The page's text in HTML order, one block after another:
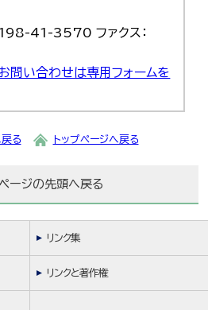
41-3570 ファクス：
問い合わせは専用フォームを
る トップページへ戻る
ージの先頭へ戻る
リンク集
リンクと著作権